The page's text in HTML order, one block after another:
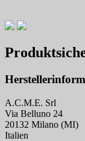
A.C.M.E. Srl
Via Belluno 24
20132 Milano (MI)
Italien